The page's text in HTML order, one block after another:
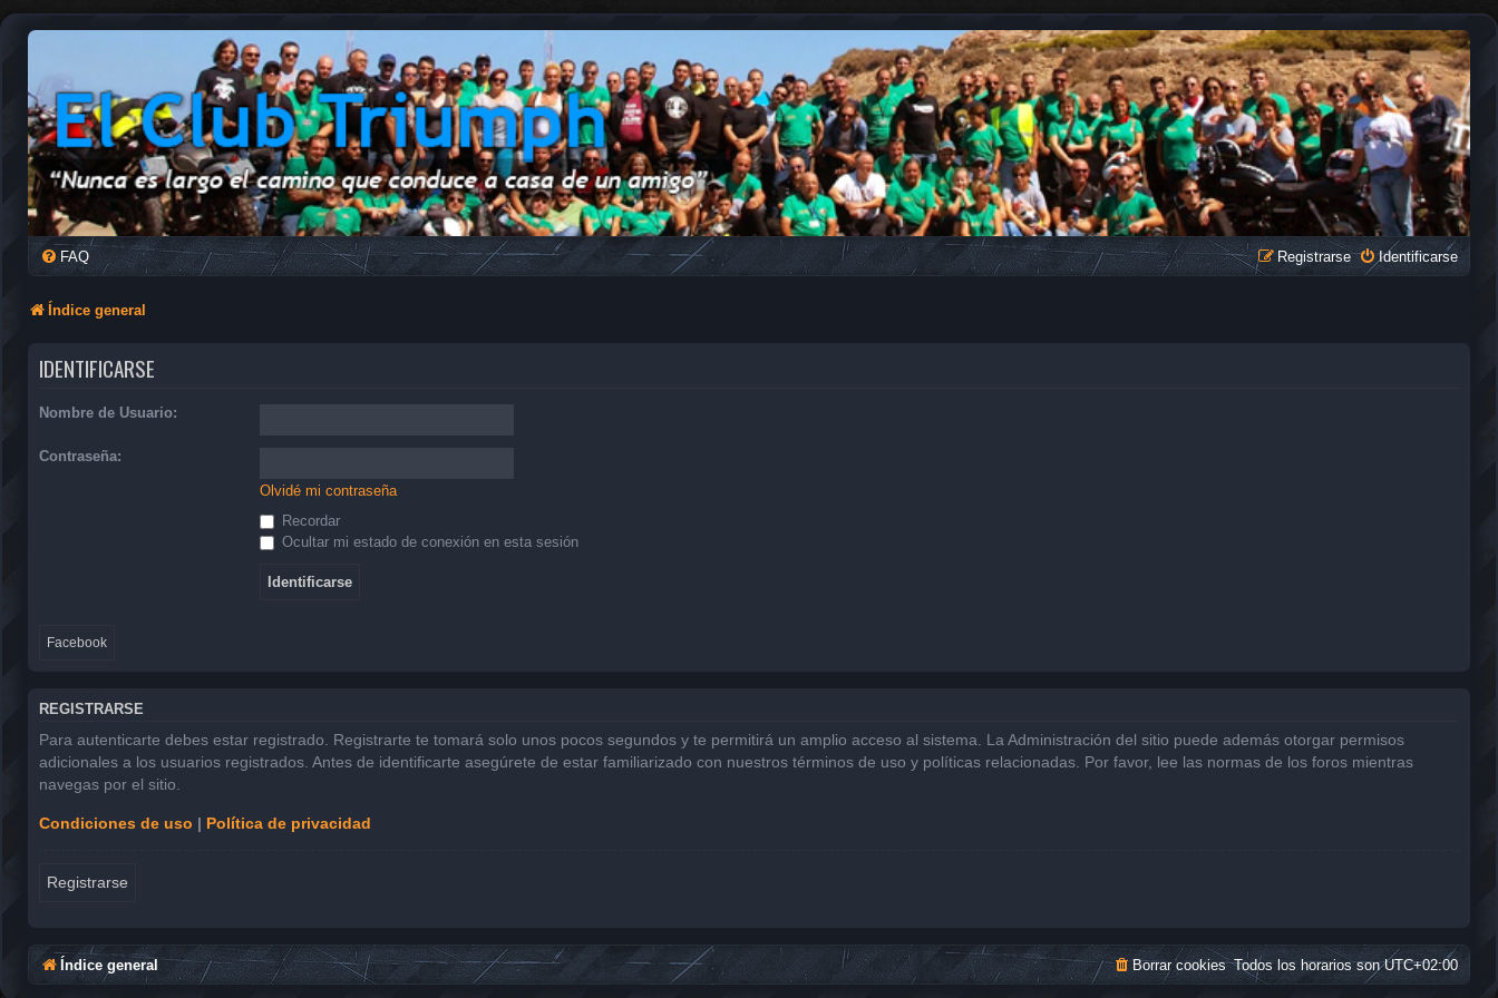
FAQ Identificarse
Registrarse
Índice general
IDENTIFICARSE
Nombre de Usuario:
Contraseña:
Olvidé mi contraseña
Recordar
Ocultar mi estado de conexión en esta sesión
Facebook
REGISTRARSE
Para autenticarte debes estar registrado. Registrarte te tomará solo unos pocos segundos y te permitirá un amplio acceso al sistema. La Administración del sitio puede además otorgar permisos
adicionales a los usuarios registrados. Antes de identificarte asegúrete de estar familiarizado con nuestros términos de uso y políticas relacionadas. Por favor, lee las normas de los foros mientras
navegas por el sitio.
Condiciones de uso | Política de privacidad
Registrarse
Índice general Todos los horarios sonUTC+02:00
Borrar cookies